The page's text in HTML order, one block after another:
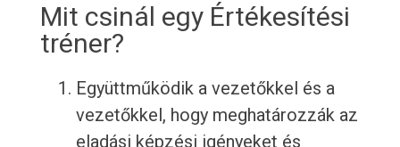
Mit csinál egy Értékesítési
tréner?
Együttműködik a vezetőkkel és a
vezetőkkel, hogy meghatározzák az
eladási képzési igényeket és